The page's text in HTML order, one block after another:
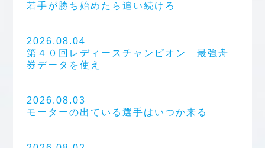
若手が勝ち始めたら追い続けろ
2026.08.04
第４０回レディースチャンピオン 最強舟
券データを使え
2026.08.03
モーターの出ている選手はいつか来る